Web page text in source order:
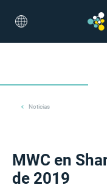
Noticias
MWC en
de 2019